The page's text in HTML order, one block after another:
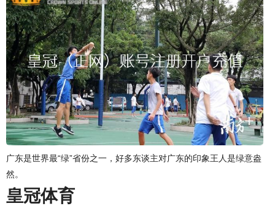
广东是世界最“绿”省份之一，好多东谈主对广东的印象王人是绿意盎
然。
皇冠体育